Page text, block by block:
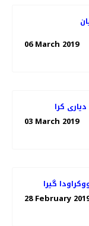
06 March 2019
كرا
03 March 2019
گیرا
28 February